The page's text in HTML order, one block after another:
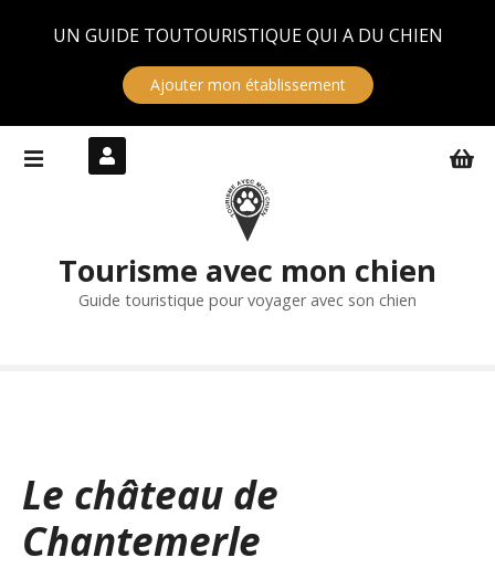
UN GUIDE TOUTOURISTIQUE QUI A DU CHIEN
Ajouter mon établissement
Tourisme avec mon chien
Guide touristique pour voyager avec son chien
Le château de
Chantemerle